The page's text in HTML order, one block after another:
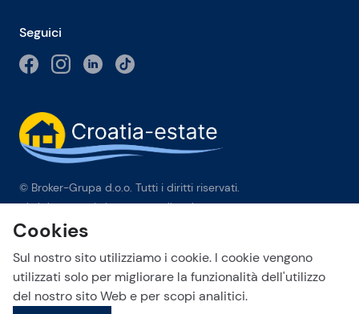
Seguici
© Broker-Grupa d.o.o. Tutti i diritti riservati.
Obala kneza Branimira 1, 21000 Split-Phone: +385 98 384 007
Broker-grupa d.o.o. è membro esclusivo di Forbes Global
Properties in Croazia. Forbes® è un marchio registrato
utilizzato su licenza.
This site is protected by reCAPTCHA and the Google
Cookies
Sul nostro sito utilizziamo i cookie. I cookie vengono
utilizzati solo per migliorare la funzionalità dell'utilizzo
del nostro sito Web e per scopi analitici.